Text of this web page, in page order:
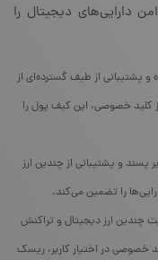
دارایی‌های دیجیتال را
و پشتیبانی از طیف گسترده‌ای از
کلید خصوصی، این کیف پول را
پسند و پشتیبانی از چندین ارز
را تضمین می‌کند.
چندین ارز دیجیتال و تراکنش
خصوصی در اختیار کاربر، ریسک